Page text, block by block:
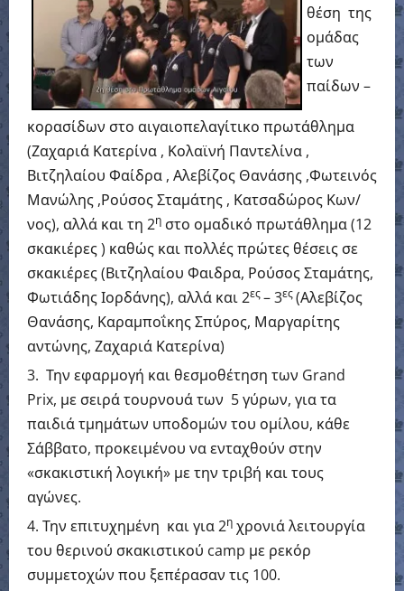
θέση της
ομάδας
των
παίδων –
κορασίδων στο αιγαιοπελαγίτικο πρωτάθλημα
(Ζαχαριά Κατερίνα , Κολαϊνή Παντελίνα ,
Βιτζηλαίου Φαίδρα , Αλεβίζος Θανάσης ,Φωτεινός
Μανώλης ,Ρούσος Σταμάτης , Κατσαδώρος Κων/
νος), αλλά και τη 2η στο ομαδικό πρωτάθλημα (12
σκακιέρες ) καθώς και πολλές πρώτες θέσεις σε
σκακιέρες (Βιτζηλαίου Φαιδρα, Ρούσος Σταμάτης,
Φωτιάδης Ιορδάνης), αλλά και 2ες– 3ες(Αλεβίζος
Θανάσης, Καραμποΐκης Σπύρος, Μαργαρίτης
αντώνης, Ζαχαριά Κατερίνα)
Την εφαρμογή και θεσμοθέτηση των Grand
Prix, με σειρά τουρνουά των 5 γύρων, για τα
παιδιά τμημάτων υποδομών του ομίλου, κάθε
Σάββατο, προκειμένου να ενταχθούν στην
«σκακιστική λογική» με την τριβή και τους
αγώνες.
Την επιτυχημένη και για 2η χρονιά λειτουργία
του θερινού σκακιστικού camp με ρεκόρ
συμμετοχών που ξεπέρασαν τις 100.